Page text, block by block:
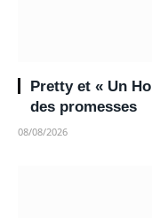
Pretty et « Un
des promesses
08/08/2026